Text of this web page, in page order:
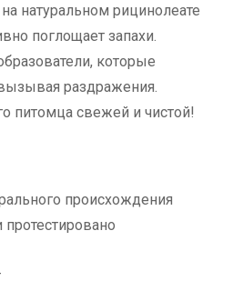
натуральном рицинолеате
поглощает запахи.
которые
раздражения.
питомца свежей и чистой!
происхождения